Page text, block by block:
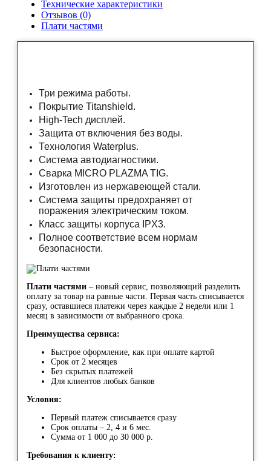
Технические характеристики
Отзывов (0)
Плати частями
Три режима работы.
Покрытие Titanshield.
High-Tech дисплей.
Защита от включения без воды.
Технология Waterplus.
Система автодиагностики.
Сварка MICRO PLAZMA TIG.
Изготовлен из нержавеющей стали.
Система защиты предохраняет от
поражения электрическим током.
Класс защиты корпуса IPX3.
Полное соответствие всем нормам
безопасности.
Плати частями – новый сервис, позволяющий разделить
оплату за товар на равные части. Первая часть списывается
сразу, оставшиеся платежи через каждые 2 недели или 1
месяц в зависимости от выбранного срока.
Преимущества сервиса:
Быстрое оформление, как при оплате картой
Срок от 2 месяцев
Без скрытых платежей
Для клиентов любых банков
Условия:
Первый платеж списывается сразу
Срок оплаты – 2, 4 и 6 мес.
Сумма от 1 000 до 30 000 р.
Требования к клиенту: